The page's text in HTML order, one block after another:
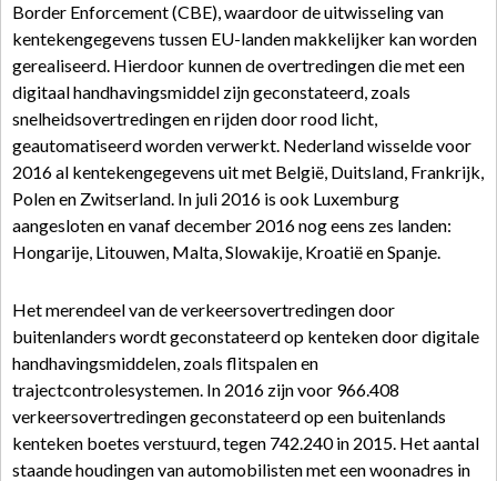
Border Enforcement (CBE), waardoor de uitwisseling van
kentekengegevens tussen EU-landen makkelijker kan worden
gerealiseerd. Hierdoor kunnen de overtredingen die met een
digitaal handhavingsmiddel zijn geconstateerd, zoals
snelheidsovertredingen en rijden door rood licht,
geautomatiseerd worden verwerkt. Nederland wisselde voor
2016 al kentekengegevens uit met België, Duitsland, Frankrijk,
Polen en Zwitserland. In juli 2016 is ook Luxemburg
aangesloten en vanaf december 2016 nog eens zes landen:
Hongarije, Litouwen, Malta, Slowakije, Kroatië en Spanje.
Het merendeel van de verkeersovertredingen door
buitenlanders wordt geconstateerd op kenteken door digitale
handhavingsmiddelen, zoals flitspalen en
trajectcontrolesystemen. In 2016 zijn voor 966.408
verkeersovertredingen geconstateerd op een buitenlands
kenteken boetes verstuurd, tegen 742.240 in 2015. Het aantal
staande houdingen van automobilisten met een woonadres in